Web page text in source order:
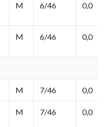
M 6/46 0,0
M 6/46 0,0
M 7/46 0,0
M 7/46 0,0